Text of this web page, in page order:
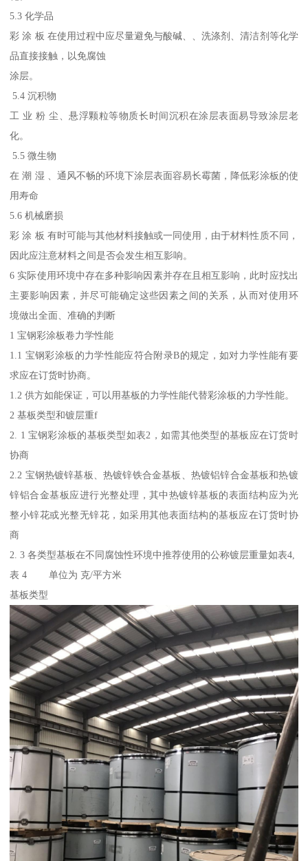
5.3 化学品
彩 涂 板 在使用过程中应尽量避免与酸碱、、洗涤剂、清洁剂等化学
品直接接触，以免腐蚀
涂层。
5.4 沉积物
工 业 粉 尘、悬浮颗粒等物质长时间沉积在涂层表面易导致涂层老
化。
5.5 微生物
在 潮 湿 、通风不畅的环境下涂层表面容易长霉菌，降低彩涂板的使
用寿命
5.6 机械磨损
彩 涂 板 有时可能与其他材料接触或一同使用，由于材料性质不同，
因此应注意材料之间是否会发生相互影响。
6 实际使用环境中存在多种影响因素并存在且相互影响，此时应找出
主要影响因素，并尽可能确定这些因素之间的关系，从而对使用环
境做出全面、准确的判断
1 宝钢彩涂板卷力学性能
1.1 宝钢彩涂板的力学性能应符合附录B的规定，如对力学性能有要
求应在订货时协商。
1.2 供方如能保证，可以用基板的力学性能代替彩涂板的力学性能。
2 基板类型和镀层重f
2. 1 宝钢彩涂板的基板类型如表2，如需其他类型的基板应在订货时
协商
2.2 宝钢热镀锌基板、热镀锌铁合金基板、热镀铝锌合金基板和热镀
锌铝合金基板应进行光整处理，其中热镀锌基板的表面结构应为光
整小锌花或光整无锌花，如采用其他表面结构的基板应在订货时协
商
2. 3 各类型基板在不同腐蚀性环境中推荐使用的公称镀层重量如表4,
表 4 单位为 克/平方米
基板类型